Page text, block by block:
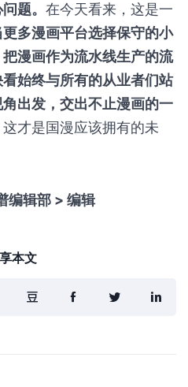
题。 在今天看来，这是一
更多漫画平台选择保守的小
漫画作为流水线生产的流
始终与所有的从业者们站
出发，交出不止漫画的一
才是国漫应该拥有的未
编辑部 > 编辑
本文